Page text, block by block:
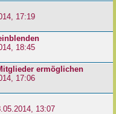
17:19
18:45
ermöglichen
17:06
13:07